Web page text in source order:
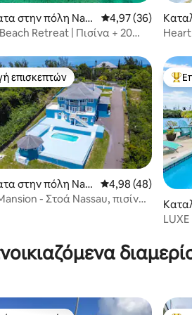
στην πόλη Nass
Μέση βαθμολογία:
4,97 (36)
Retreat | Πισίνα + 20
Heart
5, 11 κριτικές
επιλογή επισκεπτών
επισκεπτών
στην πόλη Nass
Μέση βαθμολογία:
4,98 (48)
- Στοά Nassau, πισίνα
LUXE